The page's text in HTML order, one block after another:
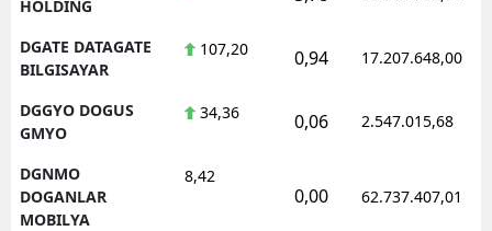
HOLDING
DGATE DATAGATE
BILGISAYAR
107,20 0,94 17.207.648,00
DGGYO DOGUS
GMYO
34,36 0,06 2.547.015,68
DGNMO
DOGANLAR
MOBILYA
8,42
0,00 62.737.407,01